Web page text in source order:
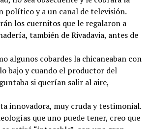
político y a un canal de televisión.
los cuernitos que le regalaron a
también de Rivadavia, antes de
algunos cobardes la chicaneaban con
bajo y cuando el productor del
si querían salir al aire,
innovadora, muy cruda y testimonial.
que uno puede tener, creo que